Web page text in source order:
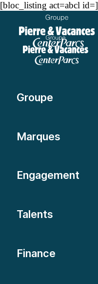
[bloc_listing act=abcl id=]
Groupe
Marques
Engagement
Talents
Finance